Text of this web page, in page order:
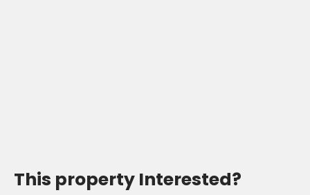
This property Interested?